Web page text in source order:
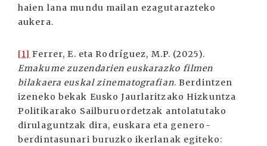
haien lana mundu mailan ezagutarazteko
aukera.
[1] Ferrer, E. eta Rodríguez, M.P. (2025).
Emakume zuzendarien euskarazko filmen
bilakaera euskal zinematografian. Berdintzen
izeneko bekak Eusko Jaurlaritzako Hizkuntza
Politikarako Sailburuordetzak antolatutako
dirulaguntzak dira, euskara eta genero-
berdintasunari buruzko ikerlanak egiteko: